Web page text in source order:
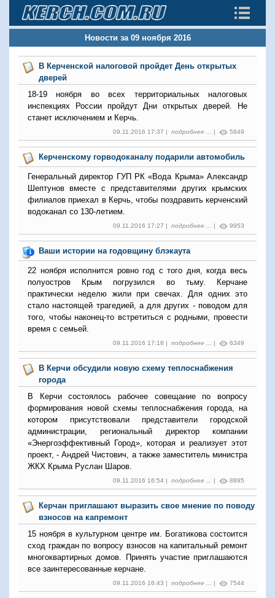
Новости за 09 ноября 2016
В Керченской налоговой пройдет День открытых
дверей
18-19 ноября во всех территориальных налоговых
инспекциях России пройдут Дни открытых дверей. Не
станет исключением и Керчь.
09.11.2016 17:37 | подробнее ... | 5849
Керченскому горводоканалу подарили автомобиль
Генеральный директор ГУП РК «Вода Крыма» Александр
Шептунов вместе с представителями других крымских
филиалов приехал в Керчь, чтобы поздравить керченский
водоканал со 130-летием.
09.11.2016 17:27 | подробнее ... | 9953
Ваши истории на годовщину блэкаута
22 ноября исполнится ровно год с того дня, когда весь
полуостров Крым погрузился во тьму. Керчане
практически неделю жили при свечах. Для одних это
стало настоящей трагедией, а для других - поводом для
того, чтобы наконец-то встретиться с родными, провести
время с семьей.
09.11.2016 17:18 | подробнее ... | 6349
В Керчи обсудили новую схему теплоснабжения
города
В Керчи состоялось рабочее совещание по вопросу
формирования новой схемы теплоснабжения города, на
котором присутствовали представители городской
администрации, региональный директор компании
«Энергоэффективный Город», которая и реализует этот
проект, - Андрей Чистович, а также заместитель министра
ЖКХ Крыма Руслан Шаров.
09.11.2016 16:54 | подробнее ... | 8895
Керчан приглашают выразить свое мнение по поводу
взносов на капремонт
15 ноября в культурном центре им. Богатикова состоится
сход граждан по вопросу взносов на капитальный ремонт
многоквартирных домов. Принять участие приглашаются
все заинтересованные керчане.
09.11.2016 16:43 | подробнее ... | 7544